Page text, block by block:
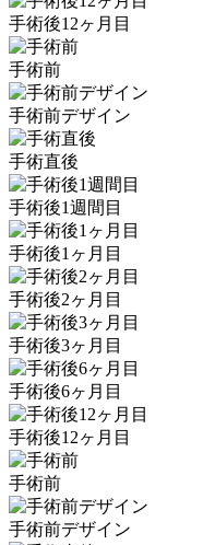
手術後12ヶ月目
手術前
手術前デザイン
手術直後
手術後1週間目
手術後1ヶ月目
手術後2ヶ月目
手術後3ヶ月目
手術後6ヶ月目
手術後12ヶ月目
手術前
手術前デザイン